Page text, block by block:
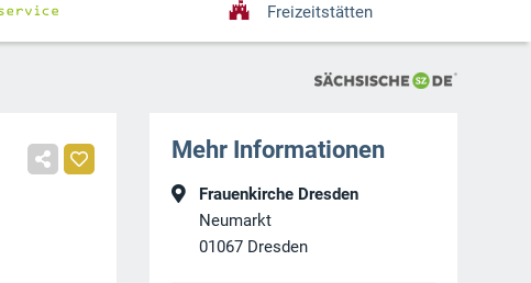
Freizeitstätten
Mehr Informationen
Frauenkirche Dresden
Neumarkt
01067 Dresden